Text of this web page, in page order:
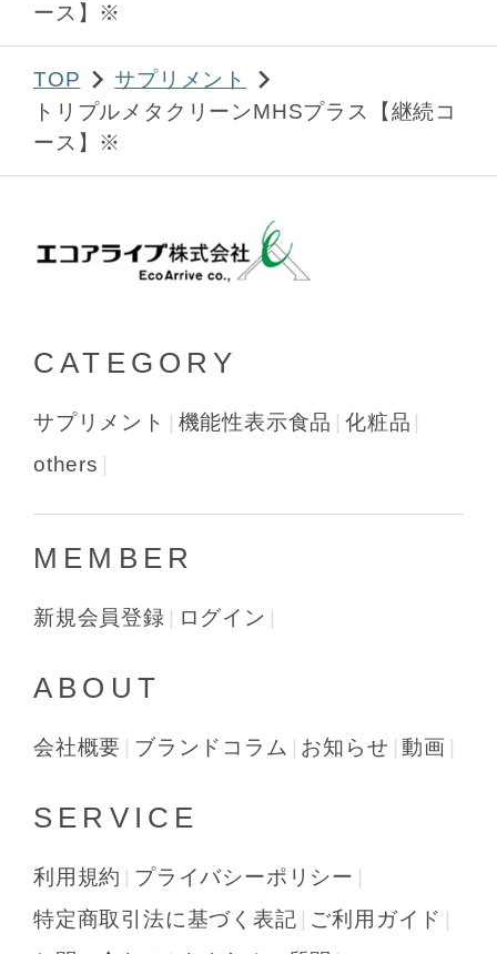
ース】※
TOP
サプリメント
トリプルメタクリーンMHSプラス【継続コ
ース】※
CATEGORY
サプリメント 機能性表示食品
化粧品
others
MEMBER
新規会員登録 ログイン
ABOUT
会社概要 ブランドコラム お知らせ 動画
SERVICE
利用規約
プライバシーポリシー
特定商取引法に基づく表記
ご利用ガイド